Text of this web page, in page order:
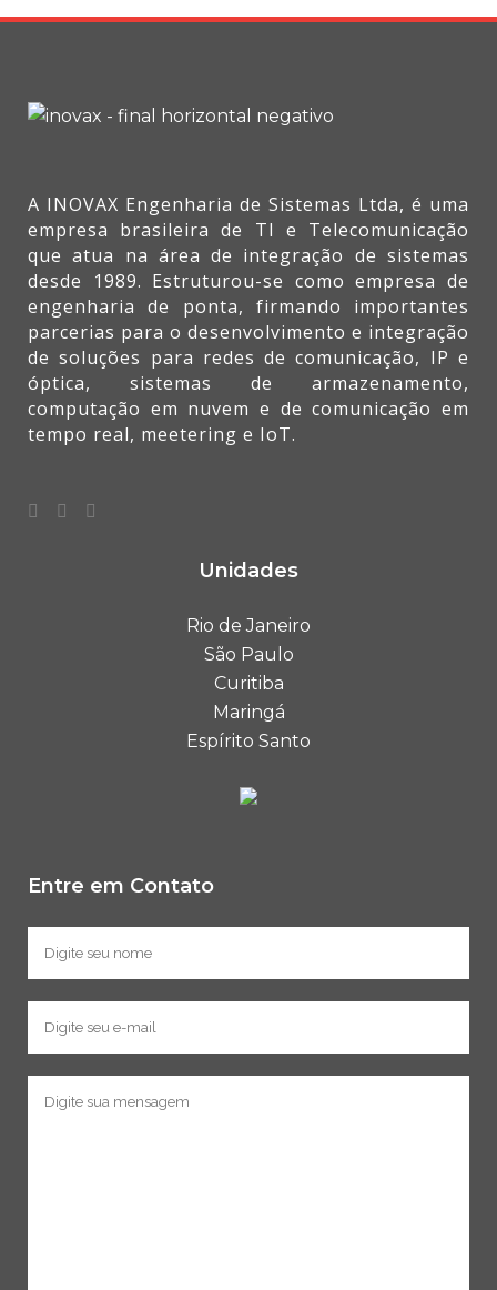
A INOVAX Engenharia de Sistemas Ltda, é uma
empresa brasileira de TI e Telecomunicação
que atua na área de integração de sistemas
desde 1989. Estruturou-se como empresa de
engenharia de ponta, firmando importantes
parcerias para o desenvolvimento e integração
de soluções para redes de comunicação, IP e
óptica, sistemas de armazenamento,
computação em nuvem e de comunicação em
tempo real, meetering e IoT.
Unidades
Rio de Janeiro
São Paulo
Curitiba
Maringá
Espírito Santo
Entre em Contato